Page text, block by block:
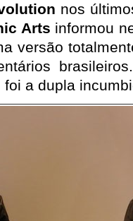
nos
Arts informou
versão
a dupla